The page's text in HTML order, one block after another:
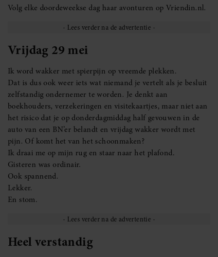
Volg elke doordeweekse dag haar avonturen op Vriendin.nl.
Vrijdag 29 mei
Ik word wakker met spierpijn op vreemde plekken.
Dat is dus ook weer iets wat niemand je vertelt als je besluit
zelfstandig ondernemer te worden. Je denkt aan
boekhouders, verzekeringen en visitekaartjes, maar niet aan
het risico dat je op donderdagmiddag half gevouwen in de
auto van een BN’er belandt en vrijdag wakker wordt met
pijn. Of komt het van het schoonmaken?
Ik draai me op mijn rug en staar naar het plafond.
Gisteren was ordinair.
Ook spannend.
Lekker.
En stom.
Heel verstandig